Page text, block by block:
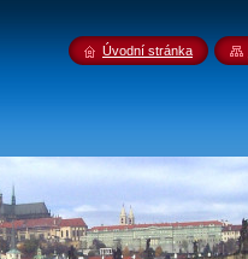
Úvodní stránka